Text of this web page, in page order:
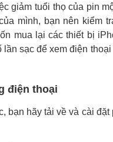
giảm tuổi thọ của pin
mình, bạn nên kiểm
mua lại các thiết bị
sạc để xem điện
điện thoại
bạn hãy tải về và cài đặt